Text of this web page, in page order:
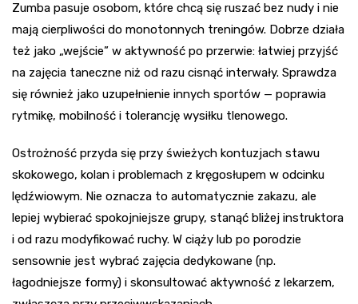
Zumba pasuje osobom, które chcą się ruszać bez nudy i nie
mają cierpliwości do monotonnych treningów. Dobrze działa
też jako „wejście” w aktywność po przerwie: łatwiej przyjść
na zajęcia taneczne niż od razu cisnąć interwały. Sprawdza
się również jako uzupełnienie innych sportów — poprawia
rytmikę, mobilność i tolerancję wysiłku tlenowego.
Ostrożność przyda się przy świeżych kontuzjach stawu
skokowego, kolan i problemach z kręgosłupem w odcinku
lędźwiowym. Nie oznacza to automatycznie zakazu, ale
lepiej wybierać spokojniejsze grupy, stanąć bliżej instruktora
i od razu modyfikować ruchy. W ciąży lub po porodzie
sensownie jest wybrać zajęcia dedykowane (np.
łagodniejsze formy) i skonsultować aktywność z lekarzem,